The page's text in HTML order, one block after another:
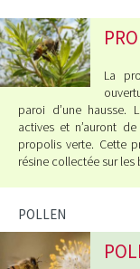
La
paroi d’une hausse.
actives et n’auront
propolis verte. Cette
résine collectée sur
POLLEN